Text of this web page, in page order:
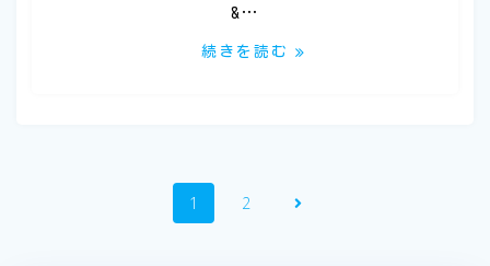
&…
続きを読む
固
定
1
固
2